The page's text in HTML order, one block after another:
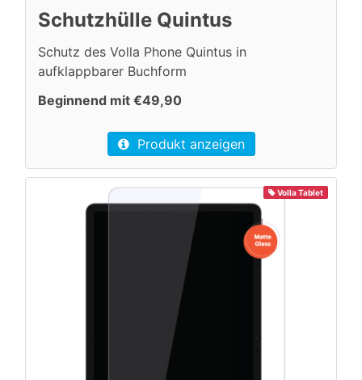
Schutzhülle Quintus
Schutz des Volla Phone Quintus in
aufklappbarer Buchform
Beginnend mit €49,90
Produkt anzeigen
Volla Tablet